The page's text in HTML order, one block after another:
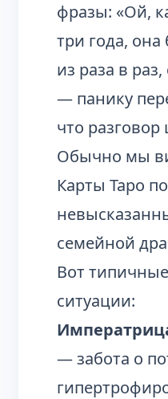
фразы: «Ой,
три года,
из раза в
— панику
что
Обычно мы
Карты Таро
семейной
Вот
ситуации:
— забота о